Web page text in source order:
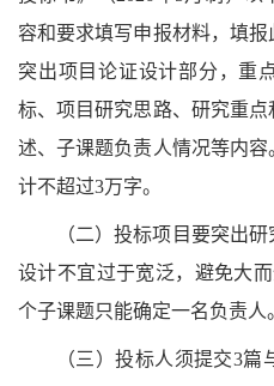
容和要求填写申报材料，填
突出项目论证设计部分，重
标、项目研究思路、研究重
述、子课题负责人情况等内
计不超过3万字。
（二）投标项目要突出
设计不宜过于宽泛，避免大
个子课题只能确定一名负责人
（三）投标人须提交3